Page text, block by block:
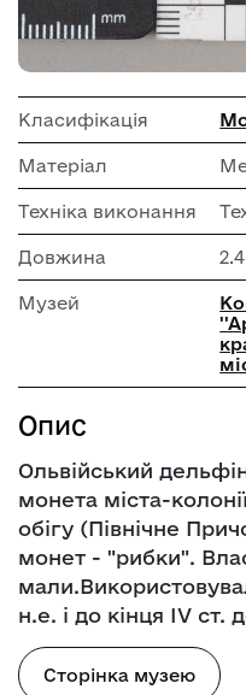
Класифікація
Матеріал
Техніка виконання
Довжина
Музей
Опис
Ольвійський
монета міста-
обігу (Північне
монет - "рибки".
н.е. і до кінця ІV ст.
Сторінка музею